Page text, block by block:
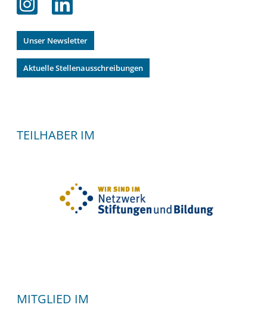
Unser Newsletter
Aktuelle Stellenausschreibungen
TEILHABER IM
MITGLIED IM